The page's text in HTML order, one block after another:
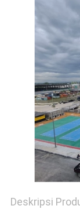
Deskripsi